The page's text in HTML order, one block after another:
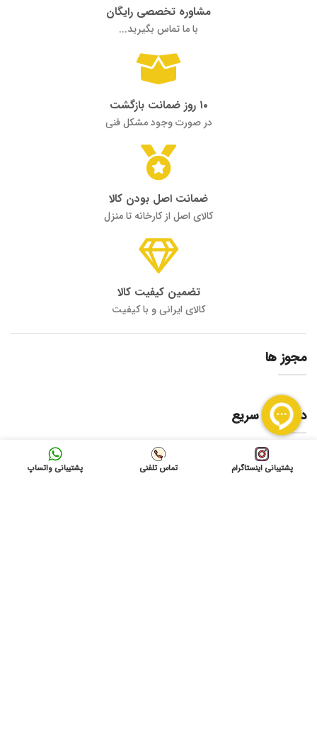
مشاوره تخصصی رایگان
با ما تماس بگیرید...
۱۰ روز ضمانت بازگشت
در صورت وجود مشکل فنی
ضمانت اصل بودن کالا
کالای اصل از کارخانه تا منزل
تضمین کیفیت کالا
کالای ایرانی و با کیفیت
مجوز ها
دسترسی سریع
لیست قیمت ها
امداد برق
پشتیبانی اینستاگرام تماس تلفنی پشتیبانی واتساپ